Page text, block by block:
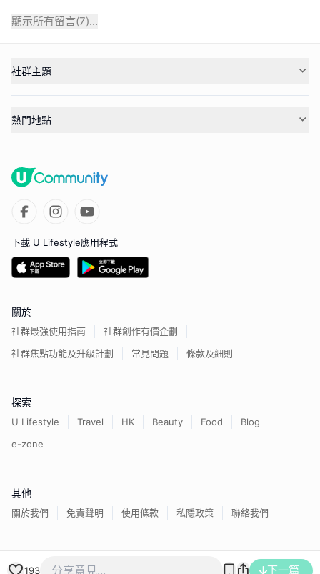
顯示所有留言(7)...
193 下一篇
社群主題
熱門地點
下載 U Lifestyle應用程式
關於
社群最強使用指南
社群創作有價企劃
社群焦點功能及升級計劃
常見問題 條款及細則
探索
U Lifestyle Travel HK Beauty Food
Blog
e-zone
其他
關於我們 免責聲明 使用條款 私隱政策 聯絡我們
香港經濟日報版權所有©